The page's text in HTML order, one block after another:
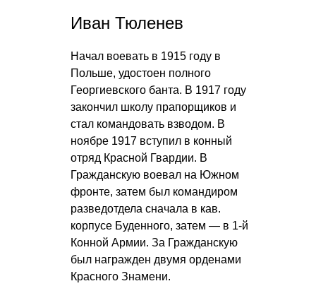
Иван Тюленев
Начал воевать в 1915 году в
Польше, удостоен полного
Георгиевского банта. В 1917 году
закончил школу прапорщиков и
стал командовать взводом. В
ноябре 1917 вступил в конный
отряд Красной Гвардии. В
Гражданскую воевал на Южном
фронте, затем был командиром
разведотдела сначала в кав.
корпусе Буденного, затем — в 1-й
Конной Армии. За Гражданскую
был награжден двумя орденами
Красного Знамени.